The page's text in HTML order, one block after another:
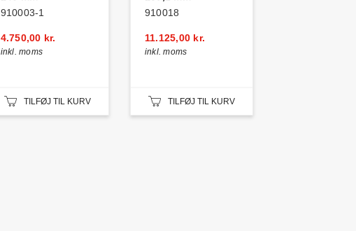
910003-1
4.750,00 kr.
inkl. moms
TILFØJ TIL KURV
910018
11.125,00 kr.
inkl. moms
TILFØJ TIL KURV